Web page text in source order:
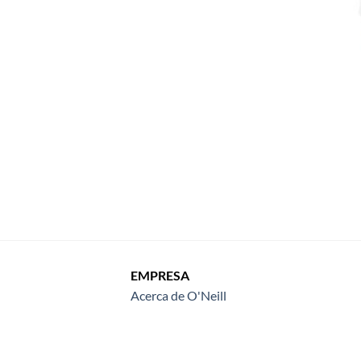
EMPRESA
Acerca de O'Neill